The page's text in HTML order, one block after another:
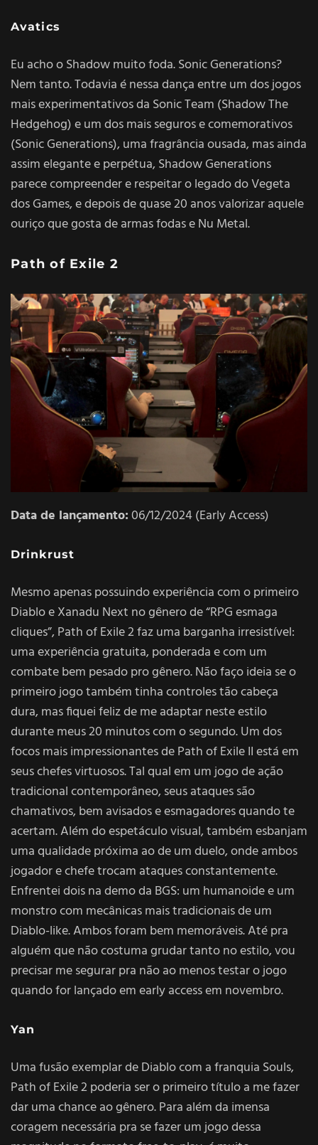
Avatics
Eu acho o Shadow muito foda. Sonic Generations?
Nem tanto. Todavia é nessa dança entre um dos jogos
mais experimentativos da Sonic Team (Shadow The
Hedgehog) e um dos mais seguros e comemorativos
(Sonic Generations), uma fragrância ousada, mas ainda
assim elegante e perpétua, Shadow Generations
parece compreender e respeitar o legado do Vegeta
dos Games, e depois de quase 20 anos valorizar aquele
ouriço que gosta de armas fodas e Nu Metal.
Path of Exile 2
Data de lançamento:06/12/2024 (Early Access)
Drinkrust
Mesmo apenas possuindo experiência com o primeiro
Diablo e Xanadu Next no gênero de “RPG esmaga
cliques”, Path of Exile 2 faz uma barganha irresistível:
uma experiência gratuita, ponderada e com um
combate bem pesado pro gênero. Não faço ideia se o
primeiro jogo também tinha controles tão cabeça
dura, mas fiquei feliz de me adaptar neste estilo
durante meus 20 minutos com o segundo. Um dos
focos mais impressionantes de Path of Exile II está em
seus chefes virtuosos. Tal qual em um jogo de ação
tradicional contemporâneo, seus ataques são
chamativos, bem avisados e esmagadores quando te
acertam. Além do espetáculo visual, também esbanjam
uma qualidade próxima ao de um duelo, onde ambos
jogador e chefe trocam ataques constantemente.
Enfrentei dois na demo da BGS: um humanoide e um
monstro com mecânicas mais tradicionais de um
Diablo-like. Ambos foram bem memoráveis. Até pra
alguém que não costuma grudar tanto no estilo, vou
precisar me segurar pra não ao menos testar o jogo
quando for lançado em early access em novembro.
Yan
Uma fusão exemplar de Diablo com a franquia Souls,
Path of Exile 2 poderia ser o primeiro título a me fazer
dar uma chance ao gênero. Para além da imensa
coragem necessária pra se fazer um jogo dessa